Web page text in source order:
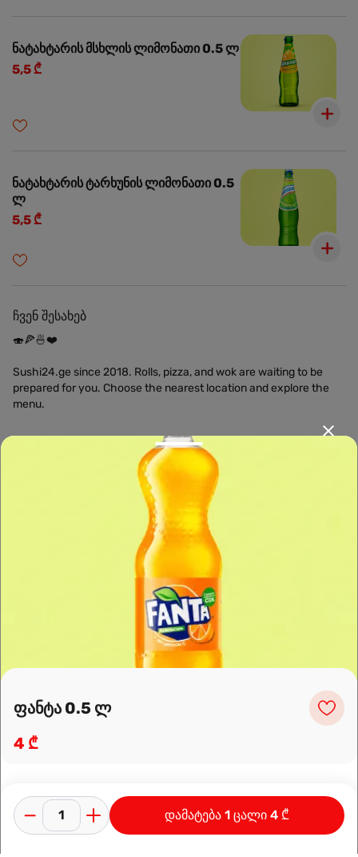
ნატახტარის მსხლის ლიმონათი 0.5 ლ
5,5 ₾
ნატახტარის ტარხუნის ლიმონათი 0.5
ლ
5,5 ₾
ჩვენ შესახებ
🍣🍕🍜❤️
Sushi24.ge since 2018. Rolls, pizza, and wok are waiting to be
prepared for you. Choose the nearest location and explore the
menu.
OpenFreeMap©OpenMapTiles
მარშრუტის დაგეგმვა
ფანტა 0.5 ლ
4 ₾
დამატება 1 ცალი 4 ₾